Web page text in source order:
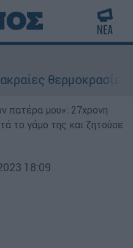
θερμοκρασίες»: Σε
πατέρα μου»: 27χρονη
το γάμο της και ζητούσε
18:09